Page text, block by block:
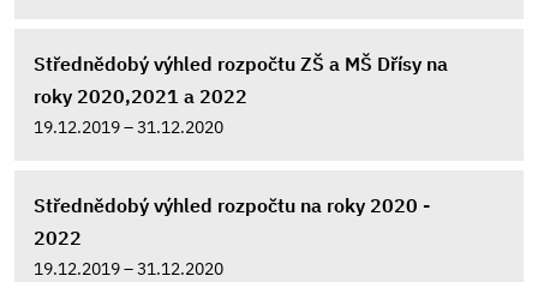
Střednědobý výhled rozpočtu ZŠ a MŠ Dřísy na
roky 2020,2021 a 2022
19.12.2019 – 31.12.2020
Střednědobý výhled rozpočtu na roky 2020 -
2022
19.12.2019 – 31.12.2020